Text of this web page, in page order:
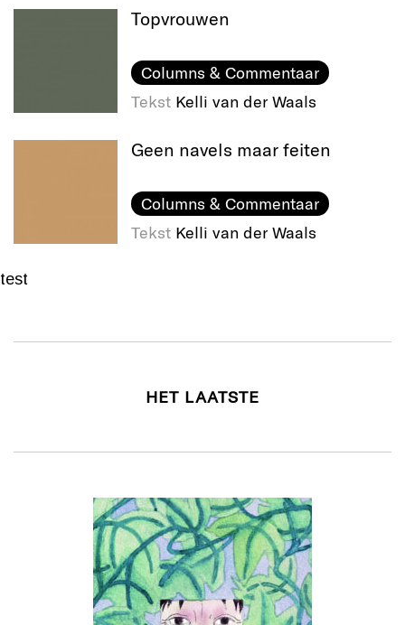
Topvrouwen
Columns & Commentaar
Tekst Kelli van der Waals
Geen navels maar feiten
Columns & Commentaar
Tekst Kelli van der Waals
test
HET LAATSTE